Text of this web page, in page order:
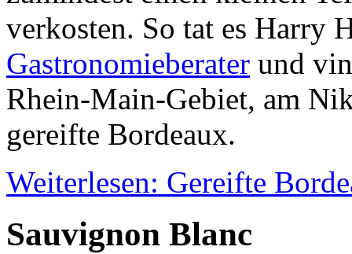
verkosten. So tat es Harry
Gastronomieberater und
Rhein-Main-Gebiet, am
gereifte Bordeaux.
Weiterlesen: Gereifte
Sauvignon Blanc